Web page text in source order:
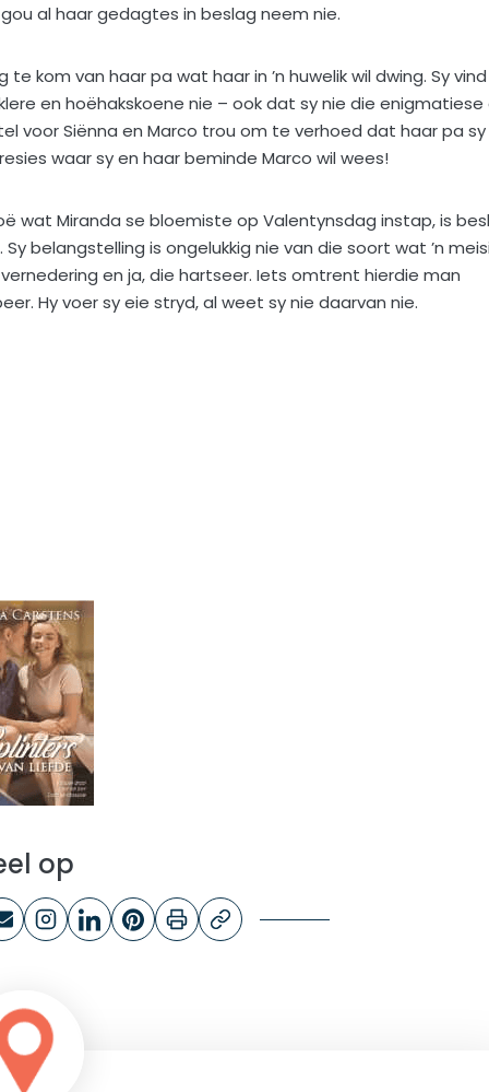
al haar gedagtes in beslag neem nie.
kom van haar pa wat haar in ’n huwelik wil dwing. Sy vind
en hoëhakskoene nie – ook dat sy nie die enigmatiese
voor Siënna en Marco trou om te verhoed dat haar pa sy
waar sy en haar beminde Marco wil wees!
wat Miranda se bloemiste op Valentynsdag instap, is
belangstelling is ongelukkig nie van die soort wat ’n
en ja, die hartseer. Iets omtrent hierdie man
Hy voer sy eie stryd, al weet sy nie daarvan nie.
op